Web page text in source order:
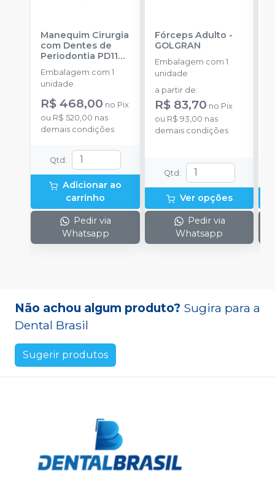
Manequim Cirurgia
com Dentes de
Periodontia PD110
PRONEW
Embalagem com 1
unidade.
R$ 468,00 no Pix
ou R$ 520,00 nas
demais condições
Qtd :
Adicionar ao
carrinho
Pedir via
Whatsapp
Fórceps Adulto -
GOLGRAN
Embalagem com 1
unidade
a partir de:
R$ 83,70 no Pix
ou R$ 93,00 nas
demais condições
Qtd :
Ver opções
Pedir via
Whatsapp
Não achou algum produto? Sugira para a
Dental Brasil
Sugerir produtos